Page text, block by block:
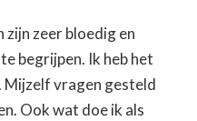
zeer bloedig en
begrijpen. Ik heb het
Mijzelf vragen gesteld
Ook wat doe ik als